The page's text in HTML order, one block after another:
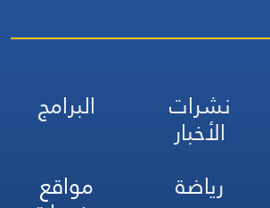
نشرات
الأخبار
البرامج
رياضة مواقع